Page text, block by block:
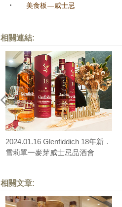
•
美食板—威士忌
相關連結:
2024.01.16 Glenfiddich 18年新．
雪莉單一麥芽威士忌品酒會
相關文章: